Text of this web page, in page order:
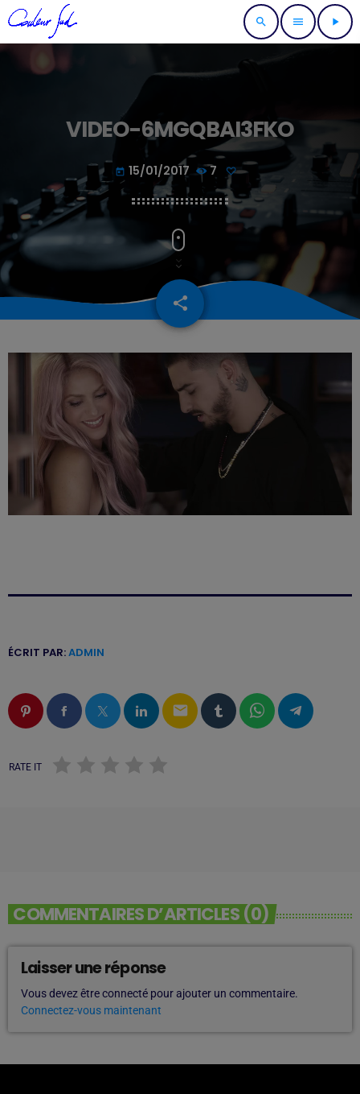
search menu play_arrow
VIDEO-6MGQBAI3FKO
today 15/01/2017 7
share
email
ÉCRIT PAR:ADMIN
email
RATE IT
COMMENTAIRES D’ARTICLES (0)
Laisser une réponse
Vous devez être connecté pour ajouter un commentaire.
Connectez-vous maintenant